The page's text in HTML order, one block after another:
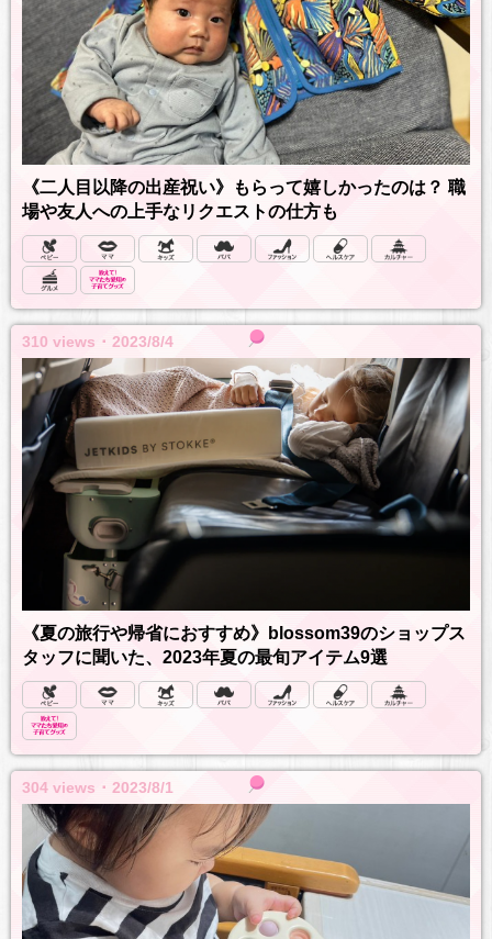
《二人目以降の出産祝い》もらって嬉しかったのは？ 職
場や友人への上手なリクエストの仕方も
310 views ･ 2023/8/4
《夏の旅行や帰省におすすめ》blossom39のショップス
タッフに聞いた、2023年夏の最旬アイテム9選
304 views ･ 2023/8/1